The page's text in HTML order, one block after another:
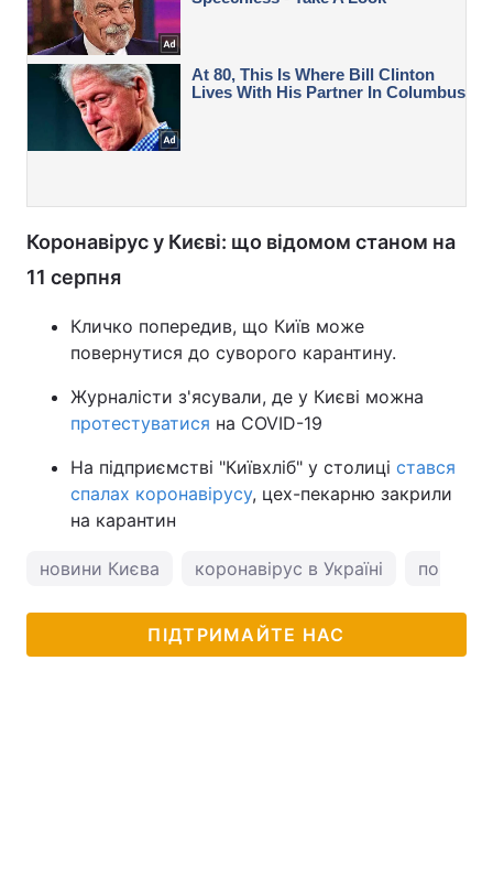
Коронавірус у Києві: що відомом станом на
11 серпня
Кличко попередив, що Київ може
повернутися до суворого карантину.
Журналісти з'ясували, де у Києві можна
протестуватися на COVID-19
На підприємстві "Київхліб" у столиці стався
спалах коронавірусу, цех-пекарню закрили
на карантин
новини Києва коронавірус в Україні погода
ПІДТРИМАЙТЕ НАС